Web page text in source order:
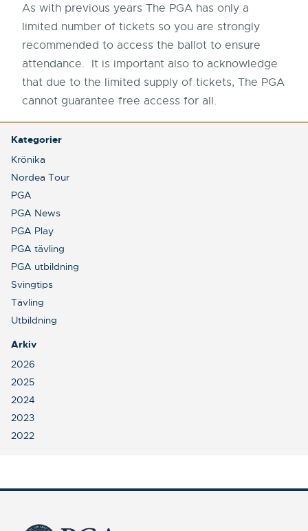
As with previous years The PGA has only a
limited number of tickets so you are strongly
recommended to access the ballot to ensure
attendance. It is important also to acknowledge
that due to the limited supply of tickets, The PGA
cannot guarantee free access for all.
Kategorier
Krönika
Nordea Tour
PGA
PGA News
PGA Play
PGA tävling
PGA utbildning
Svingtips
Tävling
Utbildning
Arkiv
2026
2025
2024
2023
2022